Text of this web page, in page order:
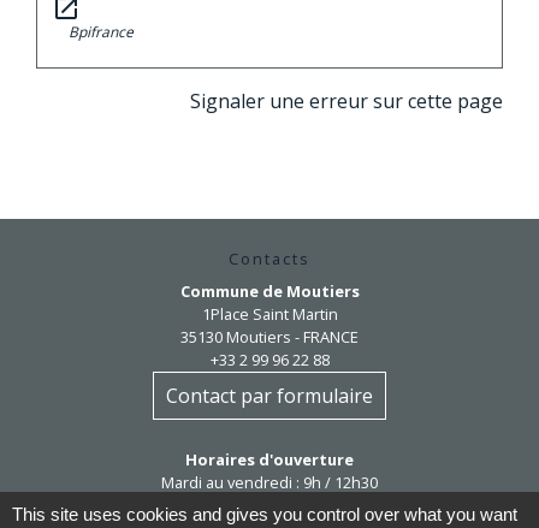
open_in_new
Bpifrance
Signaler une erreur sur cette page
Contacts
Commune de Moutiers
1Place Saint Martin
35130 Moutiers - FRANCE
+33 2 99 96 22 88
Contact par formulaire
Horaires d'ouverture
Mardi au vendredi : 9h / 12h30
Après-midi et samedi matin sur rendez-vous
This site uses cookies and gives you control over what you want